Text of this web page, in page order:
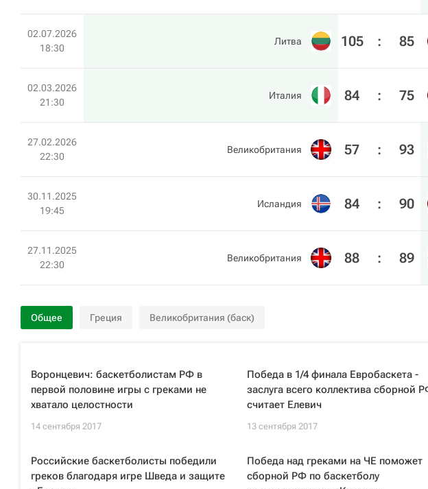
02.07.2026
18:30
Литва 105 : 85
02.03.2026
21:30
Италия 84 : 75
27.02.2026
22:30
Великобритания 57 : 93
30.11.2025
19:45
Исландия 84 : 90
27.11.2025
22:30
Великобритания 88 : 89
Общее Греция Великобритания (баск)
Воронцевич: баскетболистам РФ в
первой половине игры с греками не
хватало целостности
14 сентября 2017
Победа в 1/4 финала Евробаскета -
заслуга всего коллектива сборной
считает Елевич
13 сентября 2017
Российские баскетболисты победили
греков благодаря игре Шведа и защите
Победа над греками на ЧЕ поможет
сборной РФ по баскетболу